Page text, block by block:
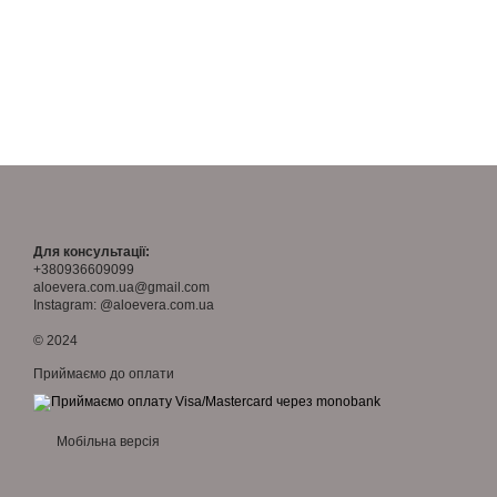
Для консультації:
+380936609099
aloevera.com.ua@gmail.com
Instagram: @aloevera.com.ua
© 2024
Приймаємо до оплати
Мобільна версія